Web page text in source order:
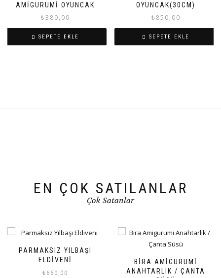
AMIGURUMI OYUNCAK
₺380,00
SEPETE EKLE
OYUNCAK(30CM)
₺850,00
SEPETE EKLE
EN ÇOK SATILANLAR
Çok Satanlar
BIRA AMIGURUMI
ANAHTARLIK / ÇANTA
TOP YILBAŞI SÜSÜ
₺175,00